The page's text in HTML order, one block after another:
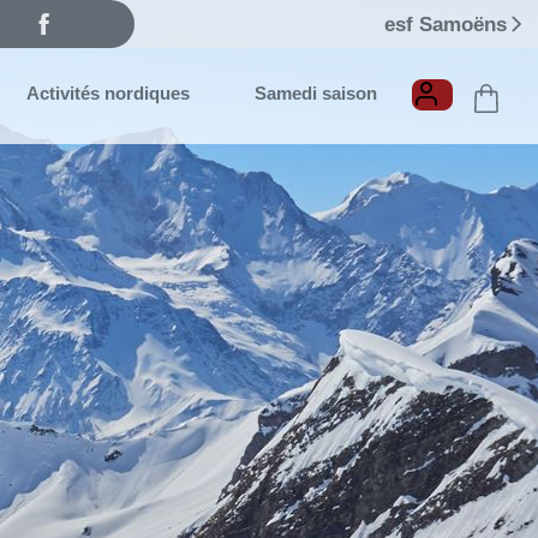
esf Samoëns
Activités nordiques Samedi saison